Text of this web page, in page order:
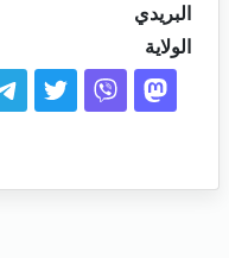
البريدي
الولاية